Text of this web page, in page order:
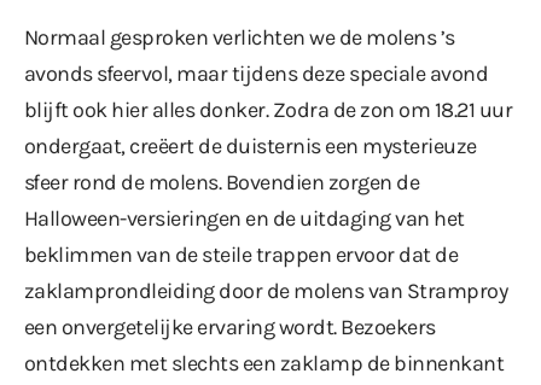
Normaal gesproken verlichten we de molens ’s
avonds sfeervol, maar tijdens deze speciale avond
blijft ook hier alles donker. Zodra de zon om 18.21 uur
ondergaat, creëert de duisternis een mysterieuze
sfeer rond de molens. Bovendien zorgen de
Halloween-versieringen en de uitdaging van het
beklimmen van de steile trappen ervoor dat de
zaklamprondleiding door de molens van Stramproy
een onvergetelijke ervaring wordt. Bezoekers
ontdekken met slechts een zaklamp de binnenkant